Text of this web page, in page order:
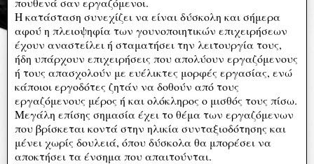
H κατάσταση συνεχίζει να είναι δύσκολη και σήμερα
αφού η πλειοψηφία των γουνοποιητικών επιχειρήσεων
έχουν αναστείλει ή σταματήσει την λειτουργία τους,
ήδη υπάρχουν επιχειρήσεις που απολύουν εργαζόμενους
ή τους απασχολούν με ευέλικτες μορφές εργασίας, ενώ
κάποιοι εργοδότες ζητάν να δοθούν από τους
εργαζόμενους μέρος ή και ολόκληρος ο μισθός τους πίσω.
Μεγάλη επίσης σημασία έχει το θέμα των εργαζόμενων
που βρίσκεται κοντά στην ηλικία συνταξιοδότησης και
μένει χωρίς δουλειά, όπου δύσκολα θα μπορέσει να
αποκτήσει τα ένσημα που απαιτούνται.